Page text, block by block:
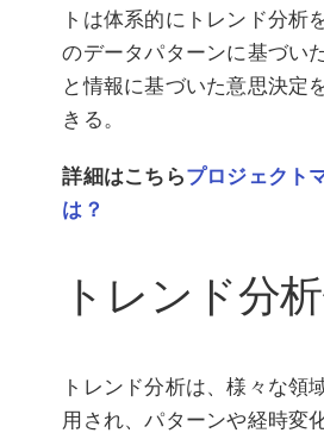
トは体系的にトレンド分析
のデータパターンに基づい
と情報に基づいた意思決定
きる。
詳細はこちらプロジェクト
は？
トレンド分
トレンド分析は、様々な領
用され、パターンや経時変